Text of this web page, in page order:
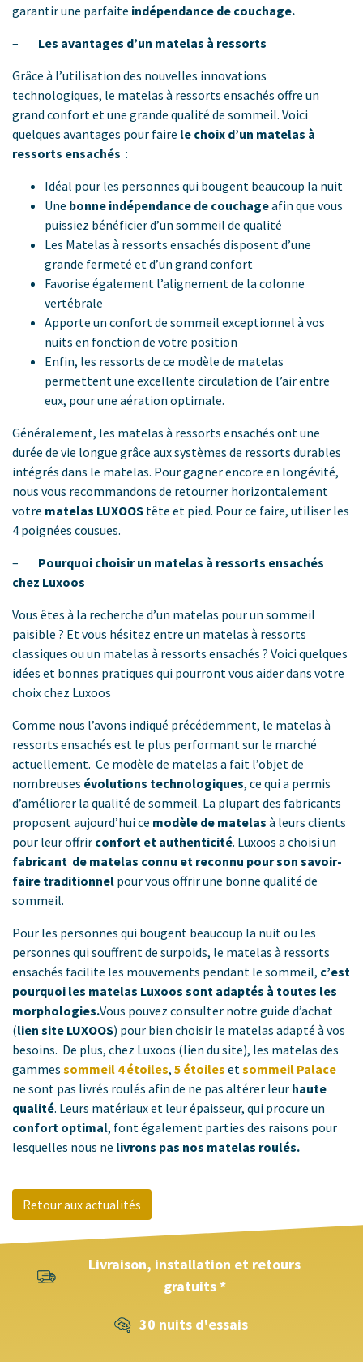
garantir une parfaite indépendance de couchage.
– Les avantages d’un matelas à ressorts
Grâce à l’utilisation des nouvelles innovations
technologiques, le matelas à ressorts ensachés offre un
grand confort et une grande qualité de sommeil. Voici
quelques avantages pour faire le choix d’un matelas à
ressorts ensachés :
Idéal pour les personnes qui bougent beaucoup la nuit
Une bonne indépendance de couchageafin que vous
puissiez bénéficier d’un sommeil de qualité
Les Matelas à ressorts ensachés disposent d’une
grande fermeté et d’un grand confort
Favorise également l’alignement de la colonne
vertébrale
Apporte un confort de sommeil exceptionnel à vos
nuits en fonction de votre position
Enfin, les ressorts de ce modèle de matelas
permettent une excellente circulation de l’air entre
eux, pour une aération optimale.
Généralement, les matelas à ressorts ensachés ont une
durée de vie longue grâce aux systèmes de ressorts durables
intégrés dans le matelas. Pour gagner encore en longévité,
nous vous recommandons de retourner horizontalement
votre matelas LUXOOS tête et pied. Pour ce faire, utiliser les
4 poignées cousues.
– Pourquoi choisir un matelas à ressorts ensachés
chez Luxoos
Vous êtes à la recherche d’un matelas pour un sommeil
paisible ? Et vous hésitez entre un matelas à ressorts
classiques ou un matelas à ressorts ensachés ? Voici quelques
idées et bonnes pratiques qui pourront vous aider dans votre
choix chez Luxoos
Comme nous l’avons indiqué précédemment, le matelas à
ressorts ensachés est le plus performant sur le marché
actuellement. Ce modèle de matelas a fait l’objet de
nombreuses évolutions technologiques, ce qui a permis
d’améliorer la qualité de sommeil. La plupart des fabricants
proposent aujourd’hui ce modèle de matelas à leurs clients
pour leur offrir confort et authenticité. Luxoos a choisi un
fabricant de matelas connu et reconnu pour son savoir-
faire traditionnel pour vous offrir une bonne qualité de
sommeil.
Pour les personnes qui bougent beaucoup la nuit ou les
personnes qui souffrent de surpoids, le matelas à ressorts
ensachés facilite les mouvements pendant le sommeil, c’est
pourquoi les matelas Luxoos sont adaptés à toutes les
morphologies.Vous pouvez consulter notre guide d’achat
(lien site LUXOOS) pour bien choisir le matelas adapté à vos
besoins. De plus, chez Luxoos (lien du site), les matelas des
gammes sommeil 4 étoiles, 5 étoiles etsommeil Palace
ne sont pas livrés roulés afin de ne pas altérer leur haute
qualité. Leurs matériaux et leur épaisseur, qui procure un
confort optimal, font également parties des raisons pour
lesquelles nous ne livrons pas nos matelas roulés.
Retour aux actualités
Livraison, installation et retours
gratuits *
30 nuits d'essais